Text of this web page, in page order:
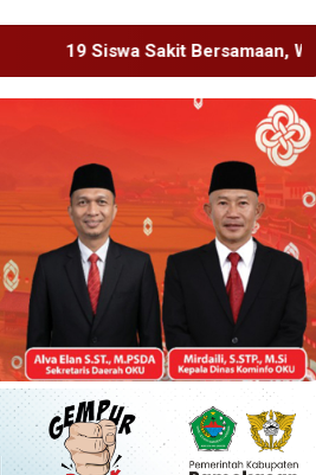
Sempat Terhalang Masuk